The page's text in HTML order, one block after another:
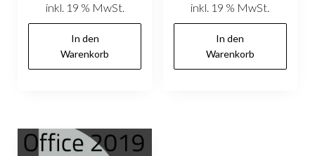
inkl. 19 % MwSt.
In den
Warenkorb
inkl. 19 % MwSt.
In den
Warenkorb